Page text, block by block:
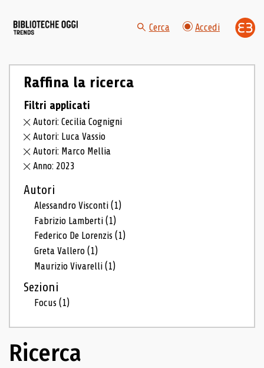
Cerca Accedi
Raffina la ricerca
Filtri applicati
Autori: Cecilia Cognigni
Autori: Luca Vassio
Autori: Marco Mellia
Anno: 2023
Autori
Alessandro Visconti(1)
Fabrizio Lamberti(1)
Federico De Lorenzis(1)
Greta Vallero(1)
Maurizio Vivarelli(1)
Sezioni
Focus(1)
Ricerca